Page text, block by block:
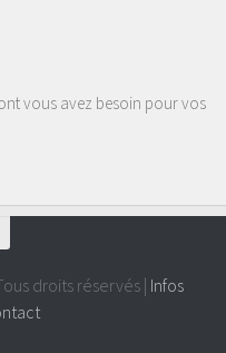
vous avez besoin pour vos
droits réservés | Infos